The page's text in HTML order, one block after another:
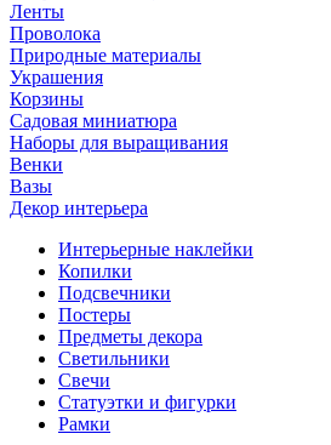
Ленты
Проволока
Природные материалы
Украшения
Корзины
Садовая миниатюра
Наборы для выращивания
Венки
Вазы
Декор интерьера
Интерьерные наклейки
Копилки
Подсвечники
Постеры
Предметы декора
Светильники
Свечи
Статуэтки и фигурки
Рамки